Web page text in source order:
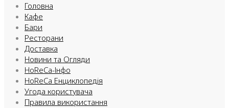
Головна
Кафе
Бари
Ресторани
Доставка
Новини та Огляди
HoReCa-Інфо
HoReCa Енциклопедія
Угода користувача
Правила використання